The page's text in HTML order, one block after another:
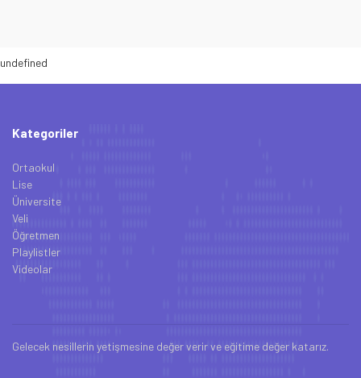
undefined
Kategoriler
Ortaokul
Lise
Üniversite
Veli
Öğretmen
Playlistler
Videolar
Gelecek nesillerin yetişmesine değer verir ve eğitime değer katarız.